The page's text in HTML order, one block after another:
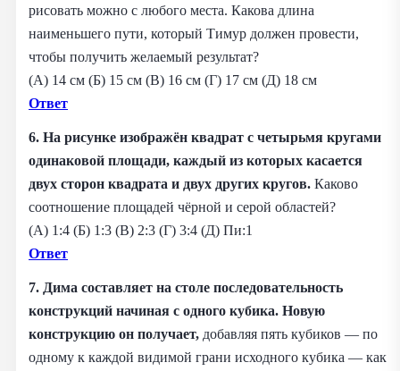
рисовать можно с любого места. Какова длина
наименьшего пути, который Тимур должен провести,
чтобы получить желаемый результат?
(А) 14 см (Б) 15 см (В) 16 см (Г) 17 см (Д) 18 см
Ответ
6. На рисунке изображён квадрат с четырьмя кругами
одинаковой площади, каждый из которых касается
двух сторон квадрата и двух других кругов. Каково
соотношение площадей чёрной и серой областей?
(А) 1:4 (Б) 1:3 (В) 2:3 (Г) 3:4 (Д) Пи:1
Ответ
7. Дима составляет на столе последовательность
конструкций начиная с одного кубика. Новую
конструкцию он получает, добавляя пять кубиков — по
одному к каждой видимой грани исходного кубика — как